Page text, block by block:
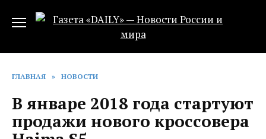
ГЛАВНАЯ » НОВОСТИ
В январе 2018 года стартуют
продажи нового кроссовера